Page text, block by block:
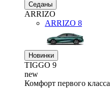
Седаны
ARRIZO
ARRIZO 8
Новинки
TIGGO 9
new
Комфорт первого класса